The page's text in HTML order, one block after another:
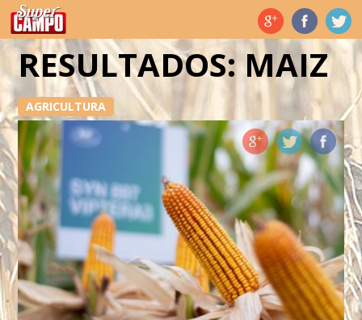
Temas de hoy
RESULTADOS: MAIZ
AGRICULTURA